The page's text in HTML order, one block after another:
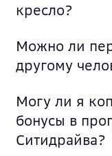
кресло?
Можно ли
другому
Могу ли я
бонусы в
Ситидрайва?